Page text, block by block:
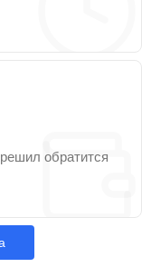
обратится